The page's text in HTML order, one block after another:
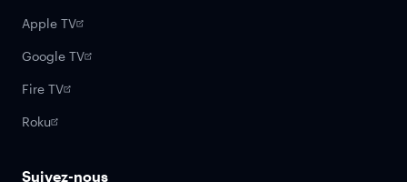
Apple TV
Google TV
Fire TV
Roku
Suivez-nous